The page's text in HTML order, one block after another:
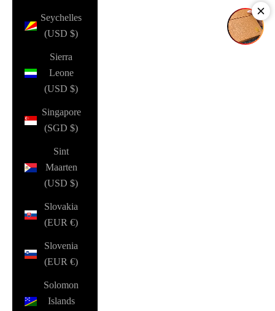
Seychelles
(USD $)
Sierra
Leone
(USD $)
Singapore
(SGD $)
Sint
Maarten
(USD $)
Slovakia
(EUR €)
Slovenia
(EUR €)
Solomon
Islands